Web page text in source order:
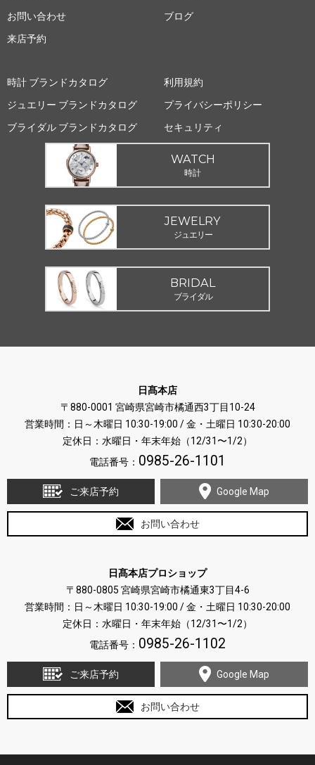
お問い合わせ
来店予約
ブログ
時計 ブランドカタログ
ジュエリー ブランドカタログ
ブライダル ブランドカタログ
利用規約
プライバシーポリシー
セキュリティ
WATCH
時計
JEWELRY
ジュエリー
BRIDAL
ブライダル
日髙本店
〒880-0001 宮崎県宮崎市橘通西3丁目10-24
営業時間：日～木曜日 10:30-19:00 / 金・土曜日 10:30-20:00
定休日：水曜日・年末年始（12/31〜1/2）
電話番号： 0985-26-1101
ご来店予約 Google Map
お問い合わせ
日髙本店プロショップ
〒880-0805 宮崎県宮崎市橘通東3丁目4-6
営業時間：日～木曜日 10:30-19:00 / 金・土曜日 10:30-20:00
定休日：水曜日・年末年始（12/31〜1/2）
電話番号： 0985-26-1102
ご来店予約 Google Map
お問い合わせ